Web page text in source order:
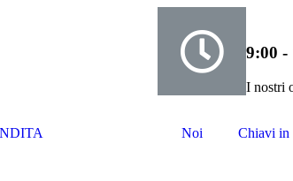
9:00 -
I nostri
Noi Chiavi in